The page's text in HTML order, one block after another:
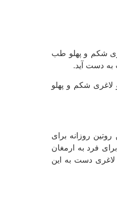
شکم و پهلو طب
به دست آید.
شکم و پهلو
روزانه برای
فرد به ارمغان
لاغری دست به این